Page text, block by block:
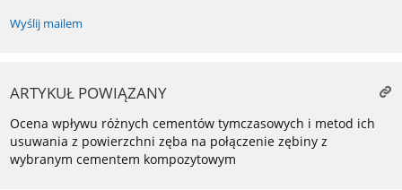
Wyślij mailem
ARTYKUŁ POWIĄZANY
Ocena wpływu różnych cementów tymczasowych i metod ich
usuwania z powierzchni zęba na połączenie zębiny z
wybranym cementem kompozytowym